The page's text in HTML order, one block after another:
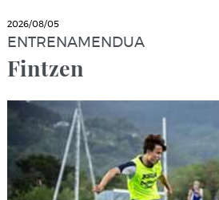
2026/08/05
ENTRENAMENDUA
Fintzen